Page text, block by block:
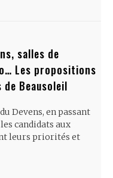
salles de
Les propositions
Beausoleil
Devens, en passant
candidats aux
leurs priorités et